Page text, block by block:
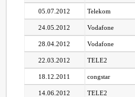
05.07.2012 Telekom
24.05.2012 Vodafone
28.04.2012 Vodafone
22.03.2012 TELE2
18.12.2011 congstar
14.06.2012 TELE2